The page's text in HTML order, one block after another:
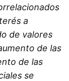
a
de valores
de las
de las
se